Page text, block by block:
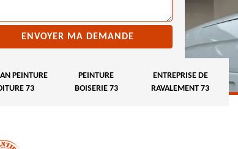
PEINTURE
73
PEINTURE
BOISERIE 73
ENTREPRISE DE
RAVALEMENT 73